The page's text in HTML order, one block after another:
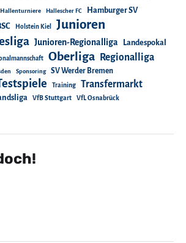
Hallenturniere Hallescher FC Hamburger SV
Holstein Kiel Junioren
Junioren-Regionalliga
Landespokal
Oberliga Regionalliga
Sponsoring SV Werder Bremen
Training Transfermarkt
VfB Stuttgart VfL Osnabrück